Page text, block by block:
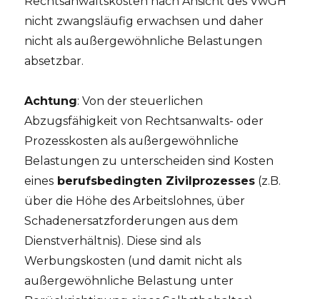
nicht zwangsläufig erwachsen und daher
nicht als außergewöhnliche Belastungen
absetzbar.
Achtung: Von der steuerlichen
Abzugsfähigkeit von Rechtsanwalts- oder
Prozesskosten als außergewöhnliche
Belastungen zu unterscheiden sind Kosten
eines berufsbedingten Zivilprozesses (z.B.
über die Höhe des Arbeitslohnes, über
Schadenersatzforderungen aus dem
Dienstverhältnis). Diese sind als
Werbungskosten (und damit nicht als
außergewöhnliche Belastung unter